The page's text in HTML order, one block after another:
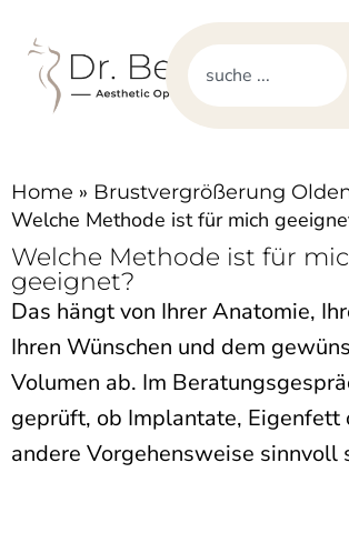
Home » Brustvergrößerung
Welche Methode ist für mich
Welche Methode ist für
geeignet?
Das hängt von Ihrer Anatomie,
Ihren Wünschen und dem
Volumen ab. Im
geprüft, ob Implantate, Eigenfett
andere Vorgehensweise sinnvoll